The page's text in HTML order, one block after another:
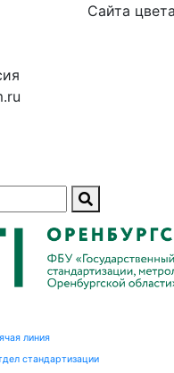
Сайта цвета
линия
стандартизации